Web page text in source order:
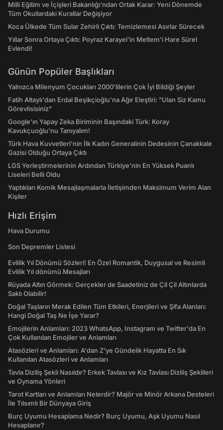
Milli Eğitim ve İçişleri Bakanlığı’ndan Ortak Karar: Yeni Dönemde
Tüm Okullardaki Kurallar Değişiyor
Koca Ülkede Tüm Sular Zehirli Çıktı: Temizlemesi Asırlar Sürecek
Yıllar Sonra Ortaya Çıktı: Poyraz Karayel'in Meltem'i Hare Sürel
Evlendi!
Günün Popüler Başlıkları
Yalnızca Milenyum Çocukları 2000'lilerin Çok İyi Bildiği Şeyler
Fatih Altaylı'dan Erdal Beşikçioğlu'na Ağır Eleştiri: "Ulan Siz Kamu
Görevlisisiniz"
Google'ın Yapay Zeka Biriminin Başındaki Türk: Koray
Kavukçuoğlu'nu Tanıyalım!
Türk Hava Kuvvetleri'nin İlk Kadın Generalinin Dedesinin Çanakkale
Gazisi Olduğu Ortaya Çıktı
LGS Yerleştirmelerinin Ardından Türkiye'nin En Yüksek Puanlı
Liseleri Belli Oldu
Yaptıkları Komik Mesajlaşmalarla İletişimden Maksimum Verim Alan
Kişiler
Hızlı Erişim
Hava Durumu
Son Depremler Listesi
Evlilik Yıl Dönümü Sözleri! En Özel Romantik, Duygusal ve Resimli
Evlilik Yıl dönümü Mesajları
Rüyada Altın Görmek: Gerçekler de Saadetiniz de Çil Çil Altınlarda
Saklı Olabilir!
Doğal Taşların Merak Edilen Tüm Etkileri, Enerjileri ve Şifa Alanları:
Hangi Doğal Taş Ne İşe Yarar?
Emojilerin Anlamları: 2023 WhatsApp, Instagram ve Twitter'da En
Çok Kullanılan Emojiler ve Anlamları
Atasözleri ve Anlamları: A'dan Z'ye Gündelik Hayatta En Sık
Kullanılan Atasözleri ve Anlamları
Tavla Diziliş Şekli Nasıldır? Erkek Tavlası ve Kız Tavlası Diziliş Şekilleri
ve Oynama Yönleri
Tarot Kartları ve Anlamları Nelerdir? Majör ve Minör Arkana Desteleri
İle Tılsımlı Bir Dünyaya Giriş
Burç Uyumu Hesaplama Nedir? Burç Uyumu, Aşk Uyumu Nasıl
Hesaplanır?